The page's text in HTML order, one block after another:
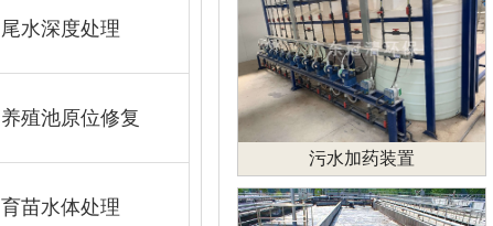
尾水深度处理
养殖池原位修复
育苗水体处理
污水加药装置